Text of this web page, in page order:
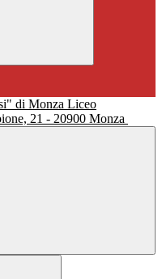
Liceo
21 - 20900 Monza